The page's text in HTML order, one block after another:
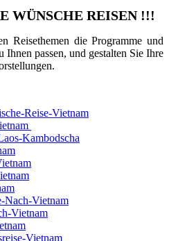
WÜNSCHE REISEN !!!
Reisethemen die Programme und
Ihnen passen, und gestalten Sie Ihre